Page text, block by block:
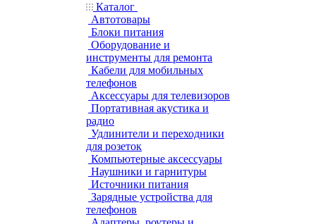
Каталог
Автотовары
Блоки питания
Оборудование и
инструменты для ремонта
Кабели для мобильных
телефонов
Аксессуары для телевизоров
Портативная акустика и
радио
Удлинители и переходники
для розеток
Компьютерные аксессуары
Наушники и гарнитуры
Источники питания
Зарядные устройства для
телефонов